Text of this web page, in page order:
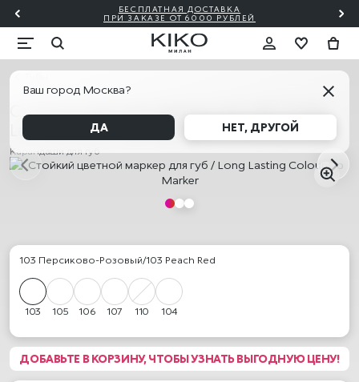
БЕСПЛАТНАЯ ДОСТАВКА
ПРИ ЗАКАЗЕ ОТ 6000 РУБЛЕЙ
Ваш город Москва?
ДА НЕТ, ДРУГОЙ
Стойкий цветной маркер для губ / Long
Lasting Colour Lip Marker
Карандаши для губ
103 Персиково-Розовый/103 Peach Red
103 105 106 107 110 104
ДОБАВЬТЕ В КОРЗИНУ, ЧТОБЫ УЗНАТЬ ВЫГОДНУЮ ЦЕНУ!